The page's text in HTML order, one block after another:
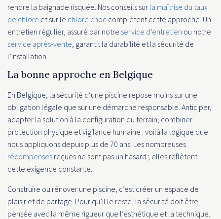
rendre la baignade risquée. Nos conseils sur la maîtrise du taux
de chlore et sur le chlore choc complètent cette approche. Un
entretien régulier, assuré par notre service d’entretien ou notre
service après-vente , garantit la durabilité et la sécurité de
l’installation.
La bonne approche en Belgique
En Belgique, la sécurité d’une piscine repose moins sur une
obligation légale que sur une démarche responsable. Anticiper,
adapter la solution à la configuration du terrain, combiner
protection physique et vigilance humaine : voilà la logique que
nous appliquons depuis plus de 70 ans. Les nombreuses
récompenses reçues ne sont pas un hasard ; elles reflètent
cette exigence constante.
Construire ou rénover une piscine, c’est créer un espace de
plaisir et de partage. Pour qu’il le reste, la sécurité doit être
pensée avec la même rigueur que l’esthétique et la technique.